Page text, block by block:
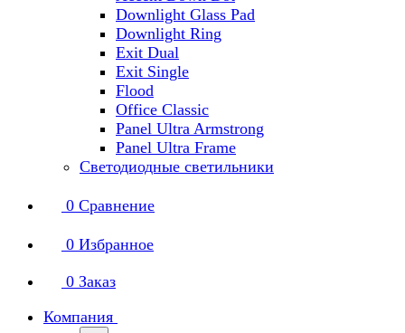
Downlight Glass Pad
Downlight Ring
Exit Dual
Exit Single
Flood
Office Classic
Panel Ultra Armstrong
Panel Ultra Frame
Светодиодные светильники
0 Сравнение
0 Избранное
0 Заказ
Компания